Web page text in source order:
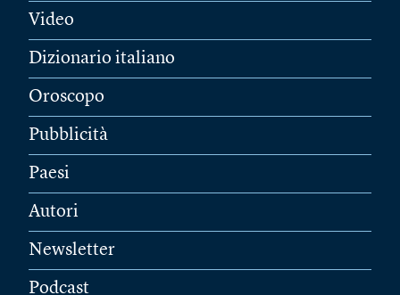
Video
Dizionario italiano
Oroscopo
Pubblicità
Paesi
Autori
Newsletter
Podcast